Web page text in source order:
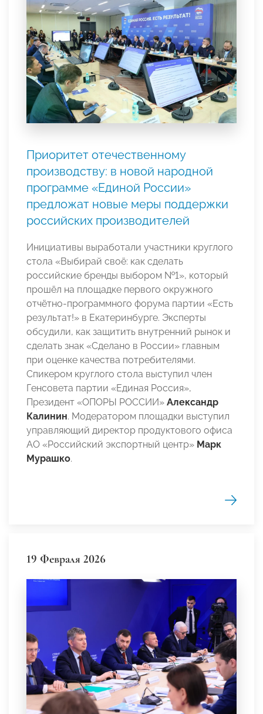
Приоритет отечественному
производству: в новой народной
программе «Единой России»
предложат новые меры поддержки
российских производителей
Инициативы выработали участники круглого
стола «Выбирай своё: как сделать
российские бренды выбором №1», который
прошёл на площадке первого окружного
отчётно-программного форума партии «Есть
результат!» в Екатеринбурге. Эксперты
обсудили, как защитить внутренний рынок и
сделать знак «Сделано в России» главным
при оценке качества потребителями.
Спикером круглого стола выступил член
Генсовета партии «Единая Россия»,
Президент «ОПОРЫ РОССИИ» Александр
Калинин. Модератором площадки выступил
управляющий директор продуктового офиса
АО «Российский экспортный центр» Марк
Мурашко.
19 Февраля 2026